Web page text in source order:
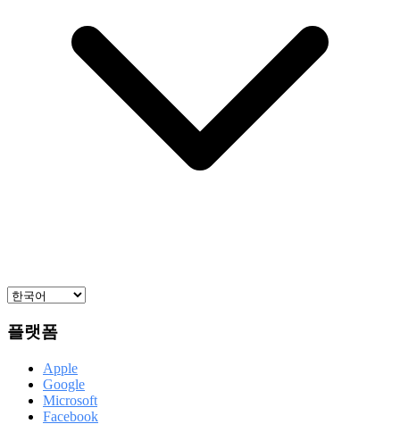
플랫폼
Apple
Google
Microsoft
Facebook